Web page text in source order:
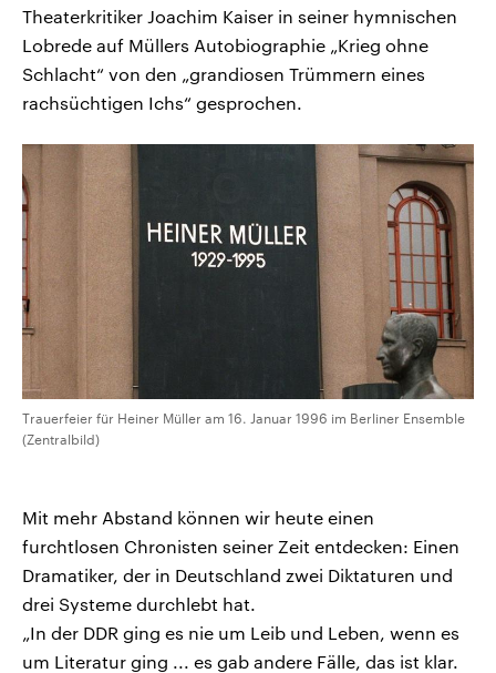
Theaterkritiker Joachim Kaiser in seiner hymnischen
Lobrede auf Müllers Autobiographie „Krieg ohne
Schlacht“ von den „grandiosen Trümmern eines
rachsüchtigen Ichs“ gesprochen.
Trauerfeier für Heiner Müller am 16. Januar 1996 im Berliner Ensemble
(Zentralbild)
Mit mehr Abstand können wir heute einen
furchtlosen Chronisten seiner Zeit entdecken: Einen
Dramatiker, der in Deutschland zwei Diktaturen und
drei Systeme durchlebt hat.
„In der DDR ging es nie um Leib und Leben, wenn es
um Literatur ging ... es gab andere Fälle, das ist klar.